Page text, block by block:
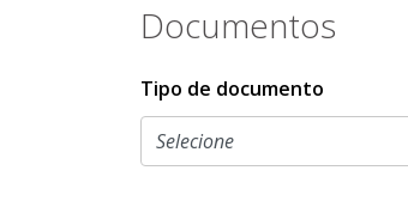
Documentos
Tipo de documento